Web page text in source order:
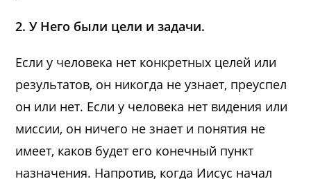
2. У Него были цели и задачи.
Если у человека нет конкретных целей или
результатов, он никогда не узнает, преуспел
он или нет. Если у человека нет видения или
миссии, он ничего не знает и понятия не
имеет, каков будет его конечный пункт
назначения. Напротив, когда Иисус начал